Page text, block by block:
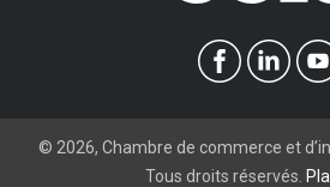
© 2026, Chambre de commerce et
Tous droits réservés.